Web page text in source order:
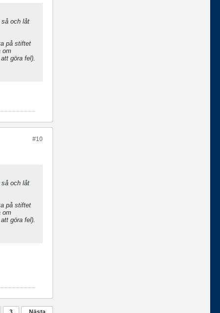
så och låt
på stiftet
om
göra fel).
#10
så och låt
på stiftet
om
göra fel).